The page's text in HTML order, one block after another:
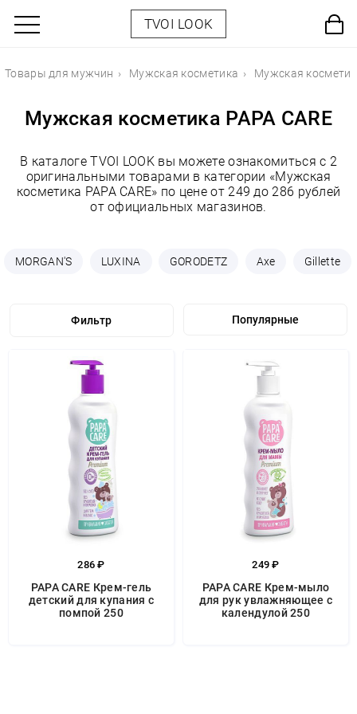
TVOI LOOK
Товары для мужчин Мужская косметика Мужская
Мужская косметика PAPA CARE
В каталоге TVOI LOOK вы можете ознакомиться с 2
оригинальными товарами в категории «Мужская
косметика PAPA CARE» по цене от 249 до 286 рублей
от официальных магазинов.
MORGAN'S LUXINA GORODETZ Axe Gillette
Фильтр
286 ₽
PAPA CARE Крем-гель
детский для купания с
помпой 250
249 ₽
PAPA CARE Крем-мыло
для рук увлажняющее с
календулой 250